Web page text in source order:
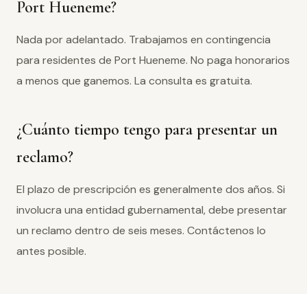
Port Hueneme?
Nada por adelantado. Trabajamos en contingencia
para residentes de Port Hueneme. No paga honorarios
a menos que ganemos. La consulta es gratuita.
¿Cuánto tiempo tengo para presentar un
reclamo?
El plazo de prescripción es generalmente dos años. Si
involucra una entidad gubernamental, debe presentar
un reclamo dentro de seis meses. Contáctenos lo
antes posible.